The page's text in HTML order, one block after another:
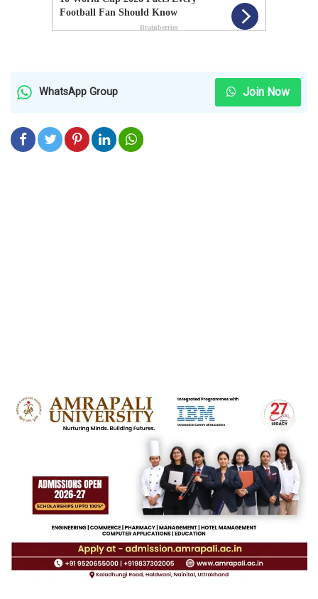
WhatsApp Group Join Now